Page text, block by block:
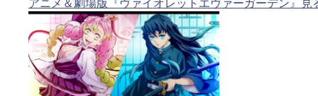
アニメ＆劇場版『ヴァイオレットエヴァーガーデン』見